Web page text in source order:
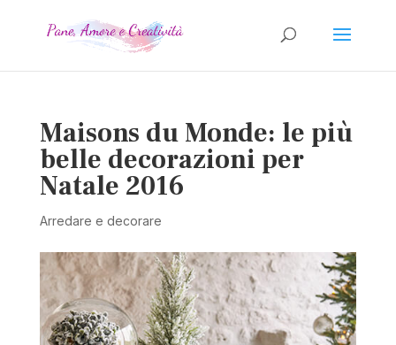
Maisons du Monde: le più
belle decorazioni per
Natale 2016
Arredare e decorare